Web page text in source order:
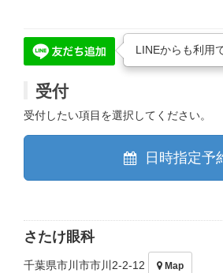
LINEからも利用
受付
受付したい項目を選択してください。
日時指定予
さたけ眼科
千葉県市川市市川2-2-12 Map